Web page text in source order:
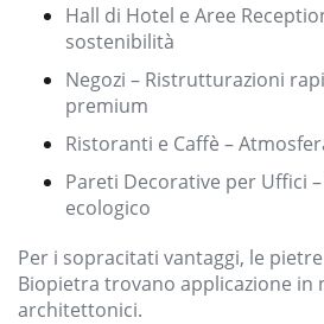
Hall di Hotel e Aree
sostenibilità
Negozi – Ristrutturazioni
premium
Ristoranti e Caffè –
Pareti Decorative per Uffici
ecologico
Per i sopracitati vantaggi, le
Biopietra trovano applicazione in
architettonici.